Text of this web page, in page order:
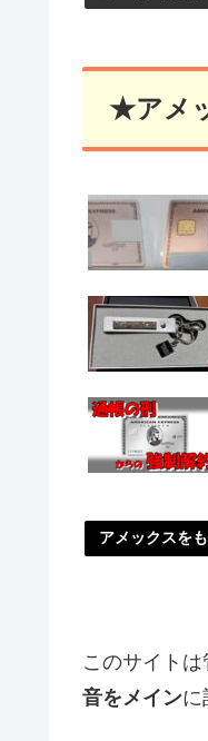
★アメ
アメックスを
このサイト
音をメインに